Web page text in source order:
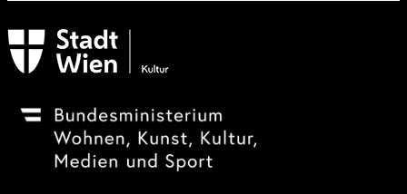
Subventionsgeber